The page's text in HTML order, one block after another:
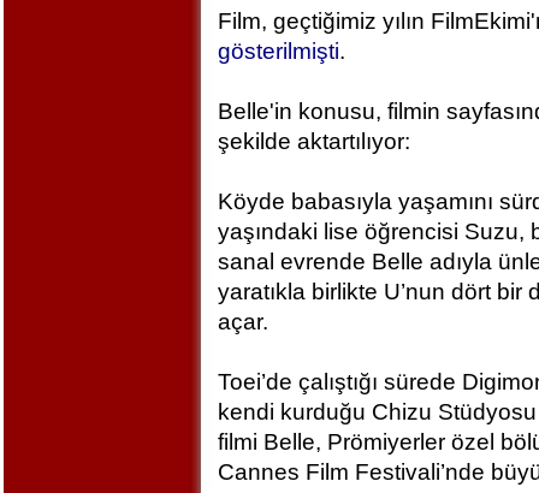
Film, geçtiğimiz yılın
gösterilmişti.
Belle'in konusu, filmin
şekilde aktartılıyor:
Köyde babasıyla yaşamını
yaşındaki lise öğrencisi Suzu,
sanal evrende Belle adıyla
yaratıkla birlikte U’nun dört
açar.
Toei’de çalıştığı sürede
kendi kurduğu Chizu
filmi Belle, Prömiyerler özel
Cannes Film Festivali’nde